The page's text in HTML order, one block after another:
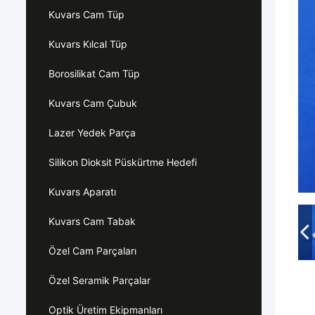
Kuvars Cam Tüp
Kuvars Kılcal Tüp
Borosilikat Cam Tüp
Kuvars Cam Çubuk
Lazer Yedek Parça
Silikon Dioksit Püskürtme Hedefi
Kuvars Aparatı
Kuvars Cam Tabak
Özel Cam Parçaları
Özel Seramik Parçalar
Optik Üretim Ekipmanları